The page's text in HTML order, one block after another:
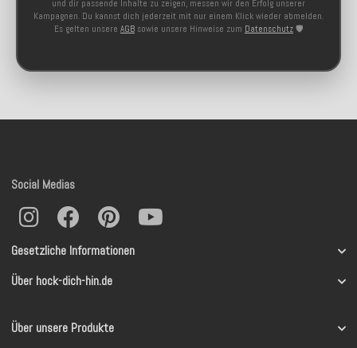
und dir passende Inhalte zu zeigen, messen wir den Erfolg unserer
Kampagnen. Du kannst dich jederzeit mit nur einem Klick wieder abmelden.
Es gelten unsere AGB sowie unsere Hinweise zum Datenschutz 🛡️
Gesetzliche Informationen
Über hock-dich-hin.de
Über unsere Produkte
Social Medias